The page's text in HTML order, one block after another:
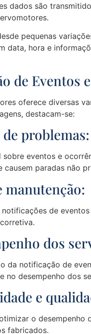
dados são
pequenas
data, hora e
de Eventos
oferece diversas
destacam-se:
problemas:
eventos e
paradas não
manutenção:
de
dos
da notificação de
no desempenho dos
e
o
fabricados.